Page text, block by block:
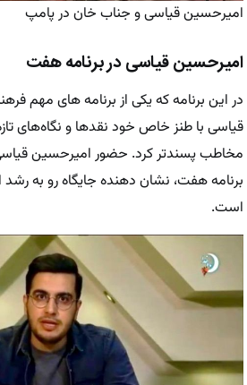
امیرحسین قیاسی و جناب خان در پامپ
امیرحسین قیاسی در برنامه هفت
در این برنامه که یکی از برنامه‌ های مهم
قیاسی با طنز خاص خود نقدها و نگاه‌های
مخاطب ‌پسندتر کرد. حضور امیرحسین قیاسی
برنامه هفت، نشان ‌دهنده جایگاه رو به رشد
است.